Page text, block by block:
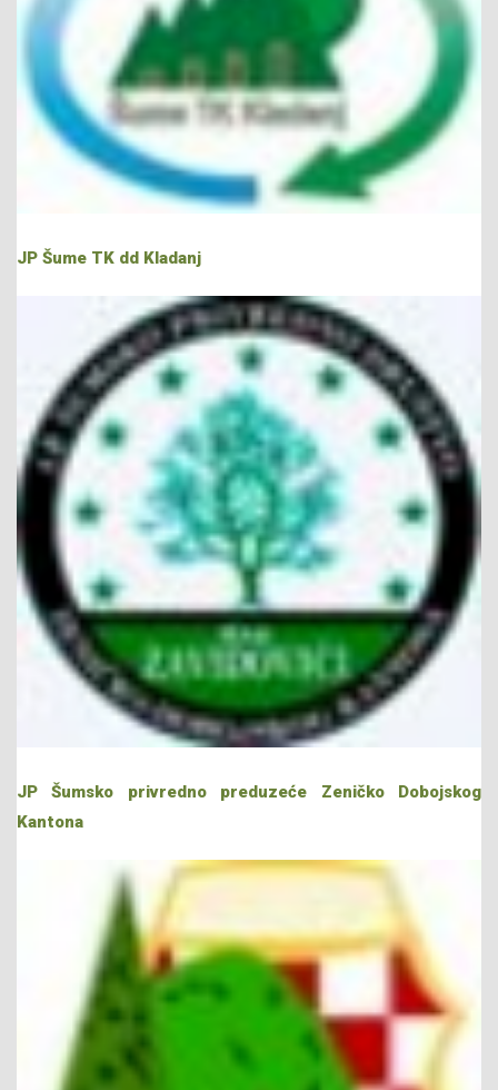
JP Šume TK dd Kladanj
JP Šumsko privredno preduzeće Zeničko Dobojskog
Kantona